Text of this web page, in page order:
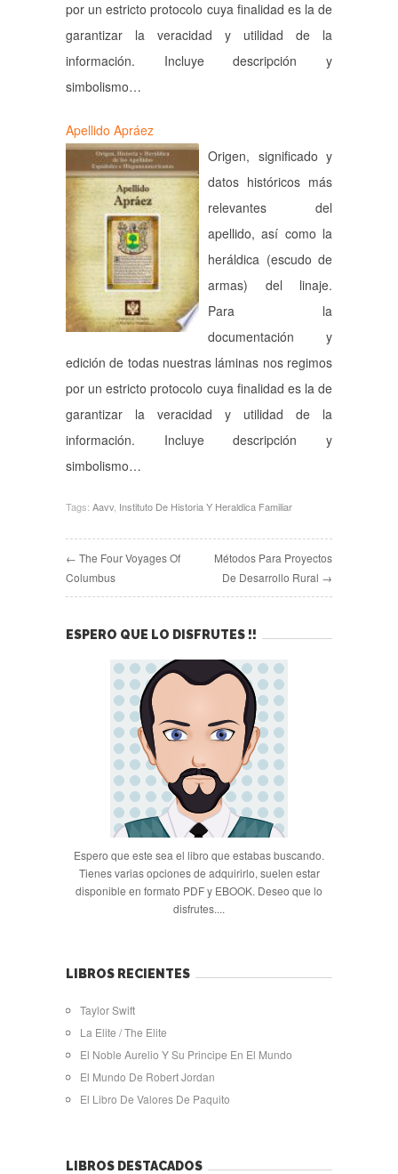
por un estricto protocolo cuya finalidad es la de
garantizar la veracidad y utilidad de la
información. Incluye descripción y
simbolismo…
Apellido Apráez
Origen, significado y
datos históricos más
relevantes del
apellido, así como la
heráldica (escudo de
armas) del linaje.
Para la
documentación y
edición de todas nuestras láminas nos regimos
por un estricto protocolo cuya finalidad es la de
garantizar la veracidad y utilidad de la
información. Incluye descripción y
simbolismo…
Tags: Aavv Instituto De Historia Y Heraldica Familiar
← The Four Voyages Of
Columbus
Métodos Para Proyectos
De Desarrollo Rural →
ESPERO QUE LO DISFRUTES !!
Espero que este sea el libro que estabas buscando.
Tienes varias opciones de adquirirlo, suelen estar
disponible en formato PDF y EBOOK. Deseo que lo
disfrutes....
LIBROS RECIENTES
Taylor Swift
La Elite / The Elite
El Noble Aurelio Y Su Principe En El Mundo
El Mundo De Robert Jordan
El Libro De Valores De Paquito
LIBROS DESTACADOS